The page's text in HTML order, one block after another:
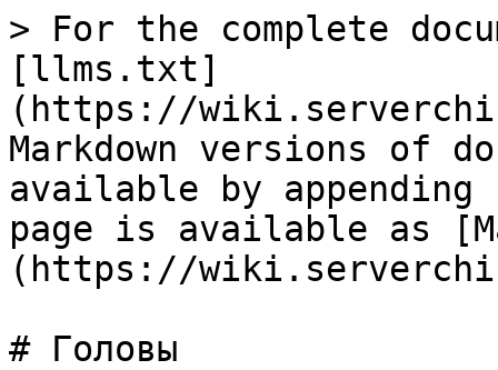
> For the complete
[llms.txt]
(https://
Markdown versions of
available by
page is available as
(https://
# Головы